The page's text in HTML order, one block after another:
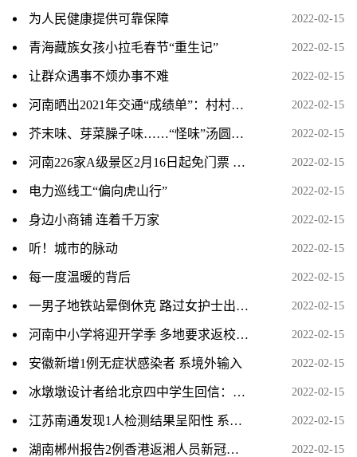
为人民健康提供可靠保障 2022-02-15
青海藏族女孩小拉毛春节“重生记” 2022-02-15
让群众遇事不烦办事不难 2022-02-15
河南晒出2021年交通“成绩单”：村村通、户户通 农村公 2022-02-15
芥末味、芽菜臊子味……“怪味”汤圆求上桌，你会相中谁 2022-02-15
河南226家A级景区2月16日起免门票 含少林寺、龙门石窟等 2022-02-15
电力巡线工“偏向虎山行” 2022-02-15
身边小商铺 连着千万家 2022-02-15
听！城市的脉动 2022-02-15
每一度温暖的背后 2022-02-15
一男子地铁站晕倒休克 路过女护士出手相救 2022-02-15
河南中小学将迎开学季 多地要求返校师生须核酸检测 2022-02-15
安徽新增1例无症状感染者 系境外输入 2022-02-15
冰墩墩设计者给北京四中学生回信：祝福可爱奋进的中国少 2022-02-15
江苏南通发现1人检测结果呈阳性 系外地返通人员 2022-02-15
湖南郴州报告2例香港返湘人员新冠肺炎确诊病例 2022-02-15